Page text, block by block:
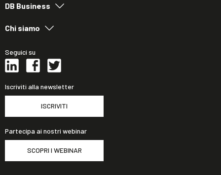
DB Business
Chi siamo
Seguici su
Iscriviti alla newsletter
ISCRIVITI
Partecipa ai nostri webinar
SCOPRI I WEBINAR